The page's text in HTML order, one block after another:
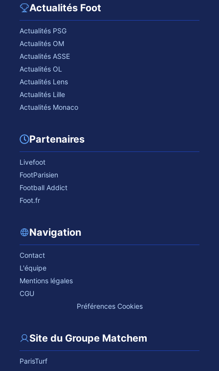
Actualités Foot
Actualités PSG
Actualités OM
Actualités ASSE
Actualités OL
Actualités Lens
Actualités Lille
Actualités Monaco
Partenaires
Livefoot
FootParisien
Football Addict
Foot.fr
Navigation
Contact
L'équipe
Mentions légales
CGU
Préférences Cookies
Site du Groupe Matchem
ParisTurf